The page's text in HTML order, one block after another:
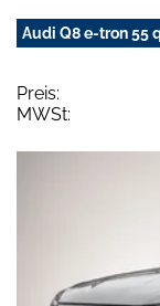
Audi Q8 e-tron 55
Preis:
MWSt: